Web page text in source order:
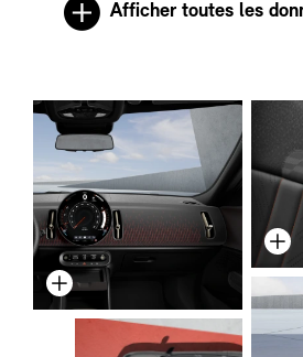
Afficher toutes les